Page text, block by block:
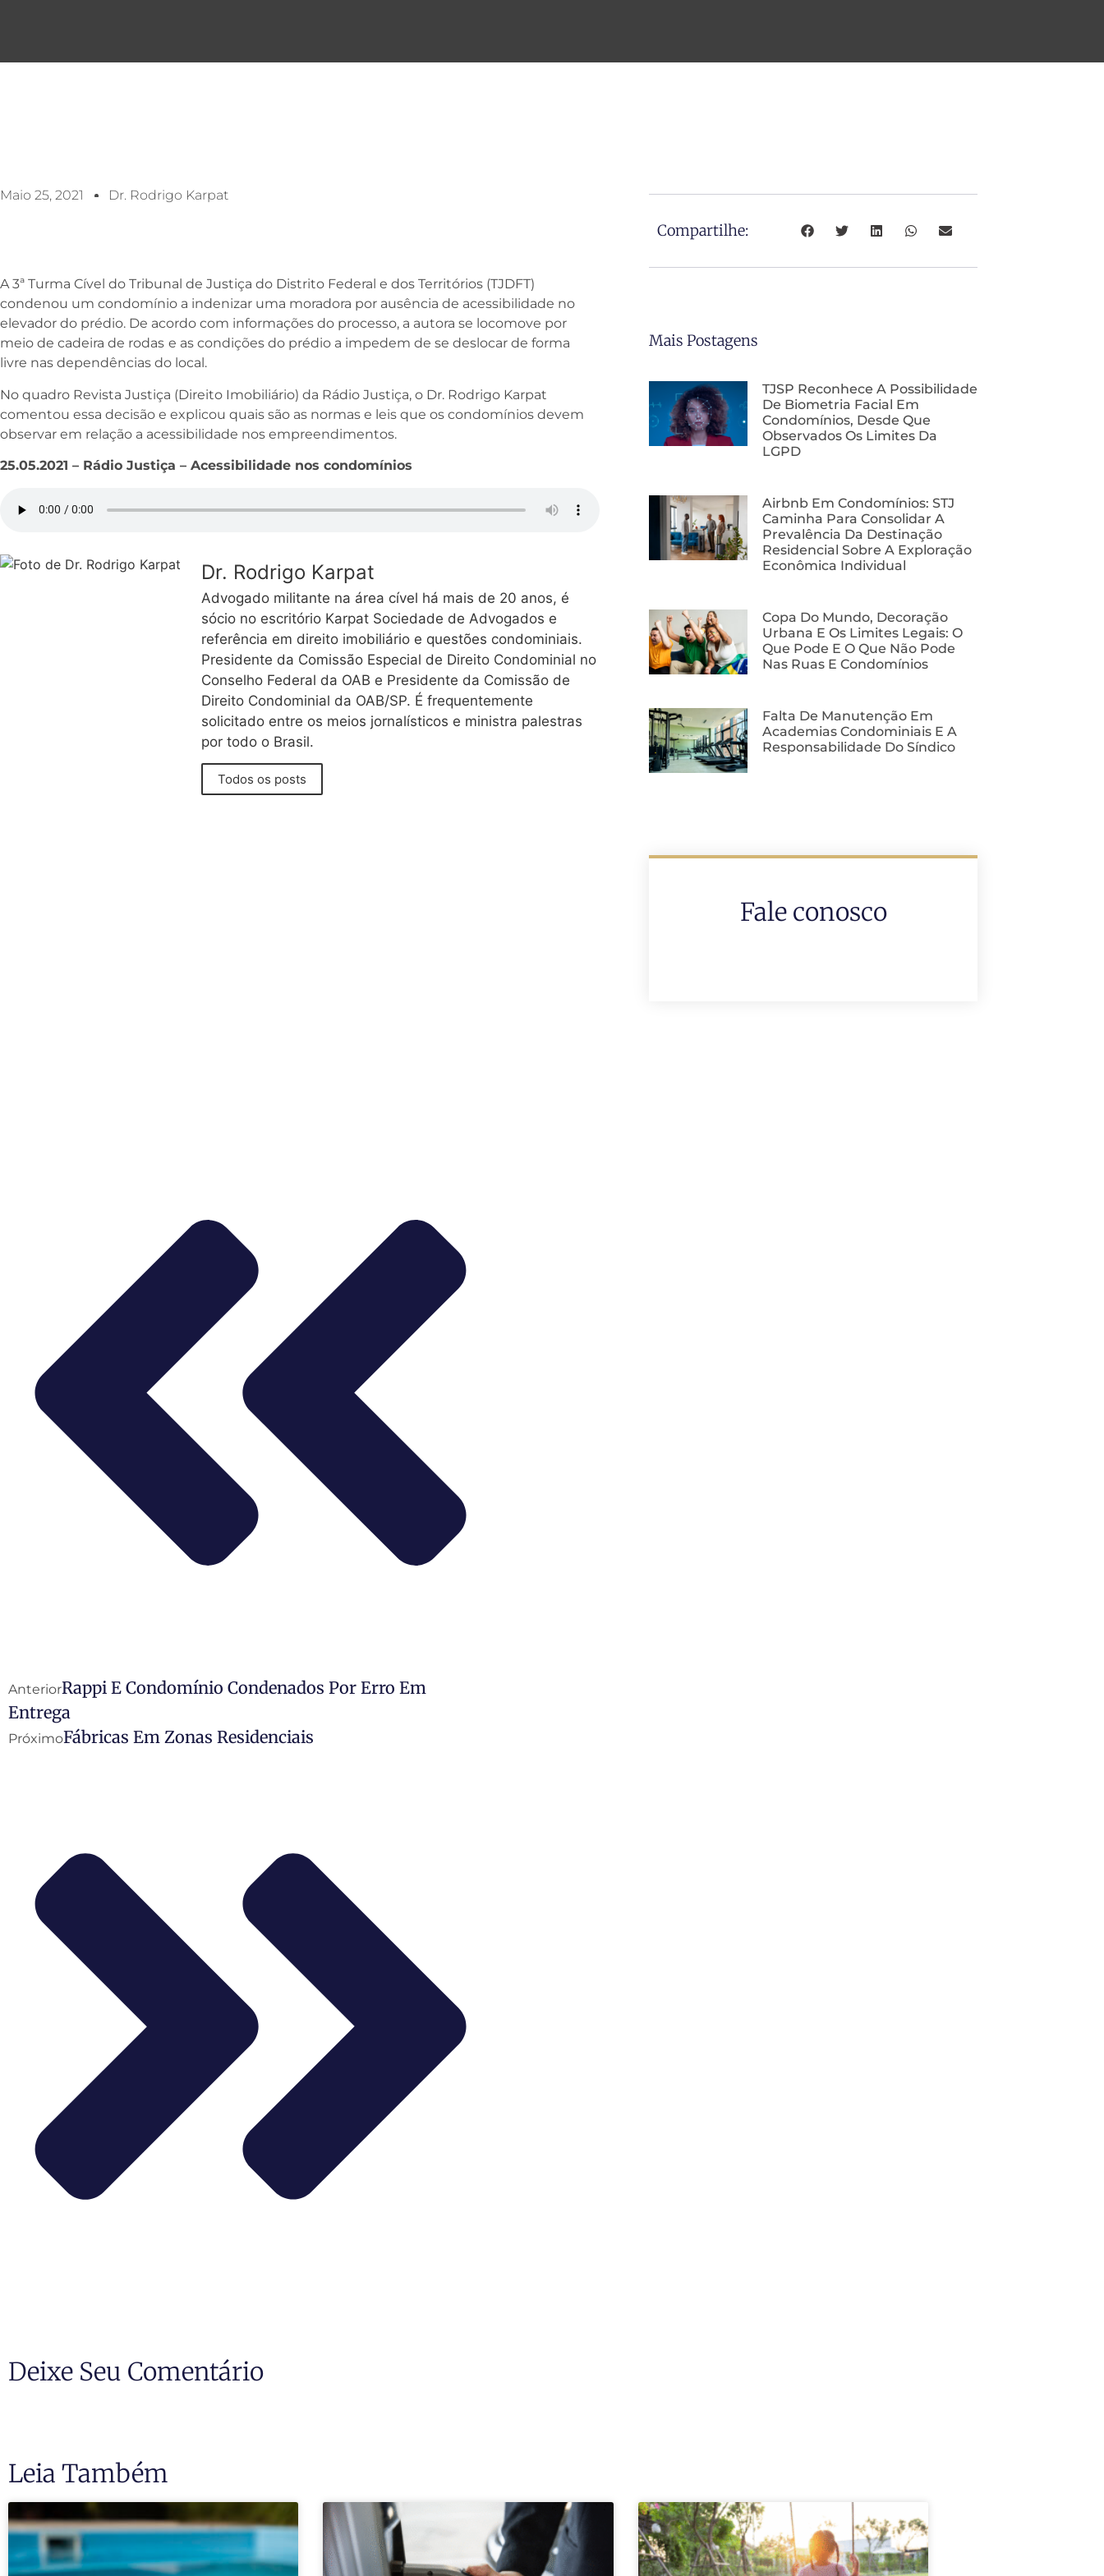
Maio 25, 2021 Dr. Rodrigo Karpat
A 3ª Turma Cível do Tribunal de Justiça do Distrito Federal e dos Territórios (TJDFT)
condenou um condomínio a indenizar uma moradora por ausência de acessibilidade no
elevador do prédio. De acordo com informações do processo, a autora se locomove por
meio de cadeira de rodas e as condições do prédio a impedem de se deslocar de forma
livre nas dependências do local.
No quadro Revista Justiça (Direito Imobiliário) da Rádio Justiça, o Dr. Rodrigo Karpat
comentou essa decisão e explicou quais são as normas e leis que os condomínios devem
observar em relação a acessibilidade nos empreendimentos.
25.05.2021 – Rádio Justiça – Acessibilidade nos condomínios
Dr. Rodrigo Karpat
Advogado militante na área cível há mais de 20 anos, é
sócio no escritório Karpat Sociedade de Advogados e
referência em direito imobiliário e questões condominiais.
Presidente da Comissão Especial de Direito Condominial no
Conselho Federal da OAB e Presidente da Comissão de
Direito Condominial da OAB/SP. É frequentemente
solicitado entre os meios jornalísticos e ministra palestras
por todo o Brasil.
Todos os posts
Compartilhe:
Mais Postagens
TJSP Reconhece A Possibilidade
De Biometria Facial Em
Condomínios, Desde Que
Observados Os Limites Da
LGPD
Airbnb Em Condomínios: STJ
Caminha Para Consolidar A
Prevalência Da Destinação
Residencial Sobre A Exploração
Econômica Individual
Copa Do Mundo, Decoração
Urbana E Os Limites Legais: O
Que Pode E O Que Não Pode
Nas Ruas E Condomínios
Falta De Manutenção Em
Academias Condominiais E A
Responsabilidade Do Síndico
Fale conosco
AnteriorRappi E Condomínio Condenados Por Erro Em
Entrega
PróximoFábricas Em Zonas Residenciais
Deixe Seu Comentário
Leia Também